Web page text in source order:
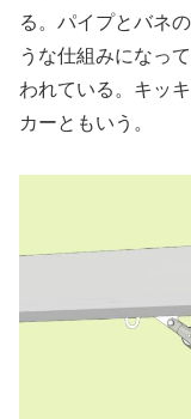
る。パイプとバネ
うな仕組みになっ
われている。キッ
カーともいう。